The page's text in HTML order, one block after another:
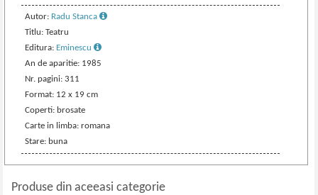
Autor: Radu Stanca
Titlu: Teatru
Editura: Eminescu
An de aparitie: 1985
Nr. pagini: 311
Format: 12 x 19 cm
Coperti: brosate
Carte in limba: romana
Stare: buna
Produse din aceeasi categorie